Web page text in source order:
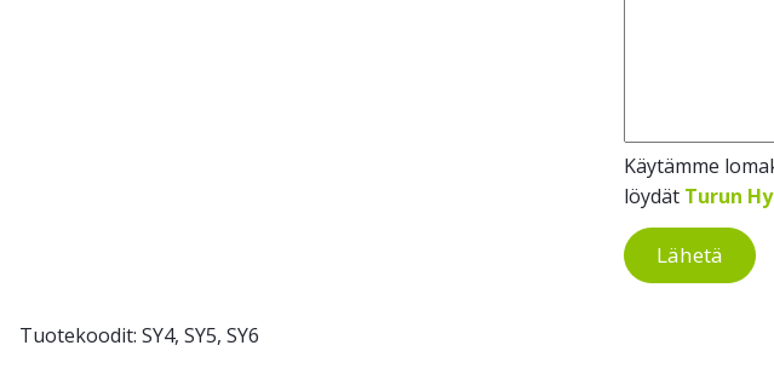
Käytämme
löydät Turun
Lähetä
Tuotekoodit: SY4, SY5, SY6